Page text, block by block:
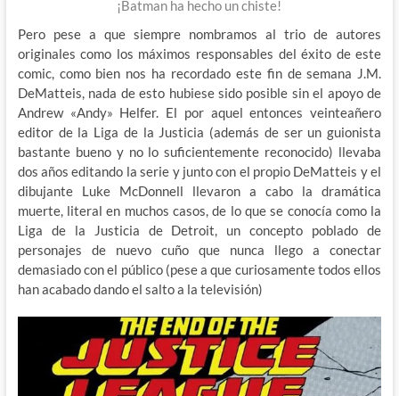
¡Batman ha hecho un chiste!
Pero pese a que siempre nombramos al trio de autores
originales como los máximos responsables del éxito de este
comic, como bien nos ha recordado este fin de semana J.M.
DeMatteis, nada de esto hubiese sido posible sin el apoyo de
Andrew «Andy» Helfer. El por aquel entonces veinteañero
editor de la Liga de la Justicia (además de ser un guionista
bastante bueno y no lo suficientemente reconocido) llevaba
dos años editando la serie y junto con el propio DeMatteis y el
dibujante Luke McDonnell llevaron a cabo la dramática
muerte, literal en muchos casos, de lo que se conocía como la
Liga de la Justicia de Detroit, un concepto poblado de
personajes de nuevo cuño que nunca llego a conectar
demasiado con el público (pese a que curiosamente todos ellos
han acabado dando el salto a la televisión)